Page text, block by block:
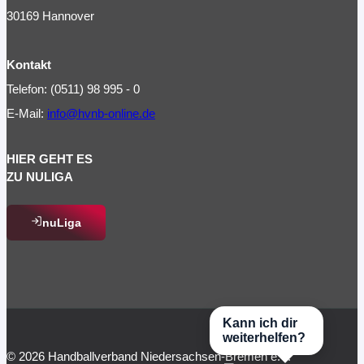
30169 Hannover
Kontakt
Telefon: (0511) 98 995 - 0
E-Mail: info@hvnb-online.de
HIER GEHT ES
ZU NULIGA
nuLiga
© 2026 Handballverband Niedersachsen-Bremen e.V.
Kann ich dir
weiterhelfen?